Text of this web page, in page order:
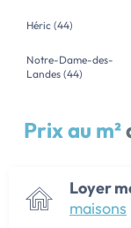
Héric (44)
Notre-Dame-des-
Landes (44)
Prix au m²
Loyer
maisons